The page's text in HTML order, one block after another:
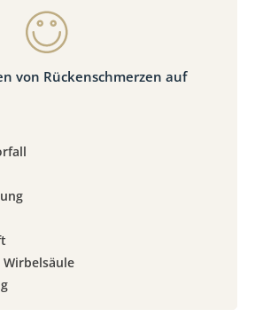
von Rückenschmerzen auf